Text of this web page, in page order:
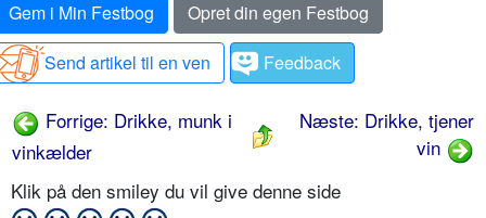
Gem i Min Festbog
Opret din egen Festbog
Send artikel til en ven
Feedback
Forrige: Drikke, munk i
vinkælder
Næste: Drikke, tjener
vin
Klik på den smiley du vil give denne side